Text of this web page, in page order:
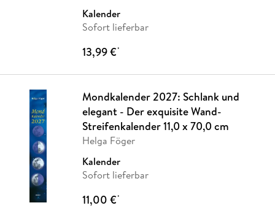
Kalender
Sofort lieferbar
13,99 €*
Mondkalender 2027: Schlank und
elegant - Der exquisite Wand-
Streifenkalender 11,0 x 70,0 cm
Helga Föger
Kalender
Sofort lieferbar
11,00 €*